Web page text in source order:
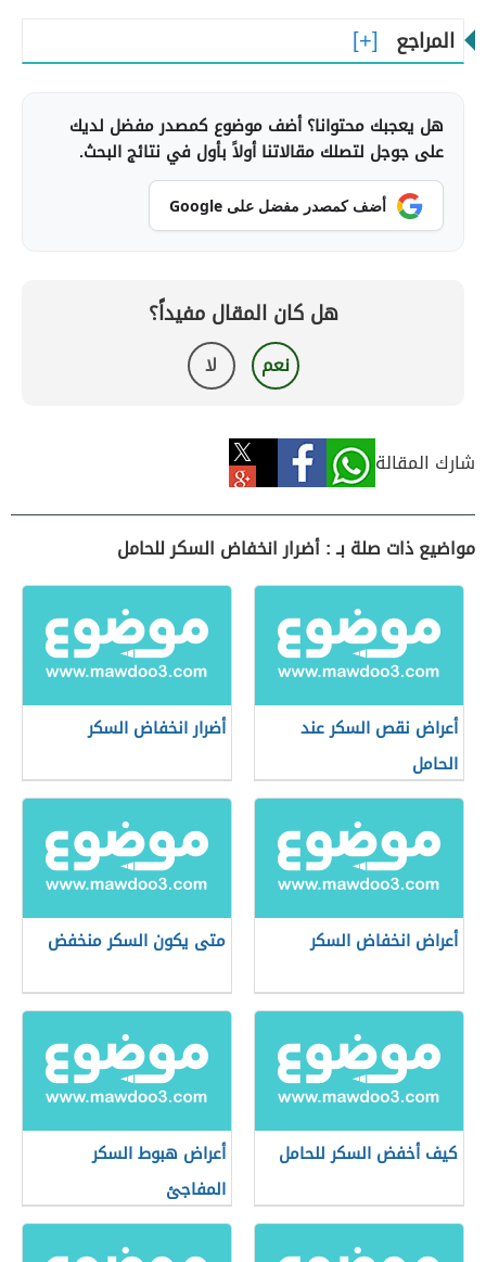
المراجع
هل يعجبك محتوانا؟ أضف موضوع كمصدر مفضل لديك
على جوجل لتصلك مقالاتنا أولاً بأول في نتائج البحث.
أضف كمصدر مفضل على Google
هل كان المقال مفيداً؟
نعم لا
شارك المقالة
مواضيع ذات صلة بـ : أضرار انخفاض السكر للحامل
أعراض نقص السكر عند
الحامل
أضرار انخفاض السكر
أعراض انخفاض السكر متى يكون السكر منخفض
كيف أخفض السكر للحامل
أعراض هبوط السكر
المفاجئ